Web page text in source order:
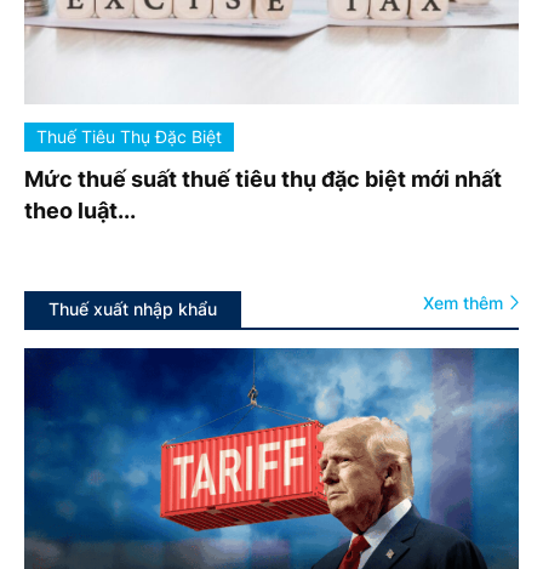
Thuế Tiêu Thụ Đặc Biệt
Mức thuế suất thuế tiêu thụ đặc biệt mới nhất
theo luật...
Thuế xuất nhập khẩu Xem thêm